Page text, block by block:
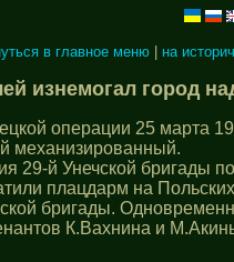
в главное меню на
изнемогал город
операции 25 марта
механизированный.
29-й Унечской бригады
плацдарм на
бригады.
К.Вахнина и